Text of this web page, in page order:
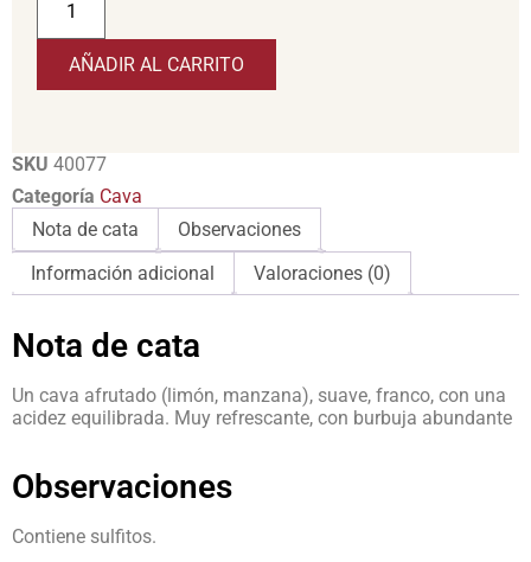
AÑADIR AL CARRITO
SKU 40077
Categoría Cava
Nota de cata
Observaciones
Información adicional
Valoraciones (0)
Nota de cata
Un cava afrutado (limón, manzana), suave, franco, con una
acidez equilibrada. Muy refrescante, con burbuja abundante
Observaciones
Contiene sulfitos.